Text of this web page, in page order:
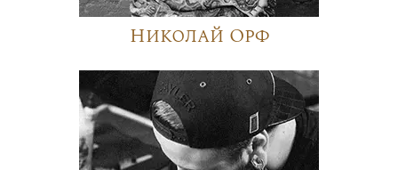
Николай Орф